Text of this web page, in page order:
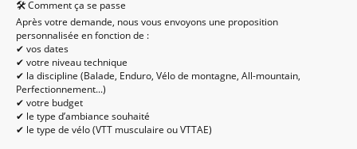
🛠 Comment ça se passe
Après votre demande, nous vous envoyons une proposition
personnalisée en fonction de :
✔ vos dates
✔ votre niveau technique
✔ la discipline (Balade, Enduro, Vélo de montagne, All-mountain,
Perfectionnement...)
✔ votre budget
✔ le type d’ambiance souhaité
✔ le type de vélo (VTT musculaire ou VTTAE)